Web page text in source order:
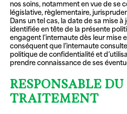
nos soins, notamment en vue de se
législative, règlementaire,
Dans un tel cas, la date de sa mise
identifiée en tête de la présente
engagent l’internaute dès leur mise
conséquent que l’internaute
politique de confidentialité et
prendre connaissance de ses
RESPONSABLE DU
TRAITEMENT